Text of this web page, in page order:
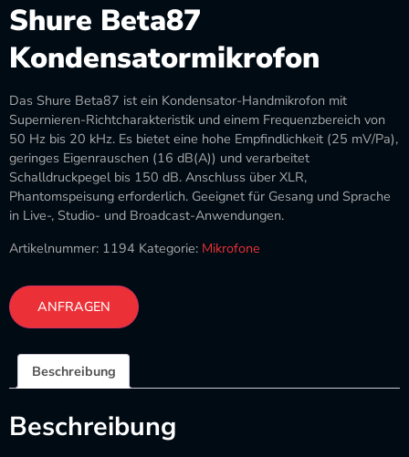
Shure Beta87
Kondensatormikrofon
Das Shure Beta87 ist ein Kondensator-Handmikrofon mit
Supernieren-Richtcharakteristik und einem Frequenzbereich von
50 Hz bis 20 kHz. Es bietet eine hohe Empfindlichkeit (25 mV/Pa),
geringes Eigenrauschen (16 dB(A)) und verarbeitet
Schalldruckpegel bis 150 dB. Anschluss über XLR,
Phantomspeisung erforderlich. Geeignet für Gesang und Sprache
in Live-, Studio- und Broadcast-Anwendungen.
Artikelnummer: 1194 Kategorie: Mikrofone
ANFRAGEN
Beschreibung
Beschreibung